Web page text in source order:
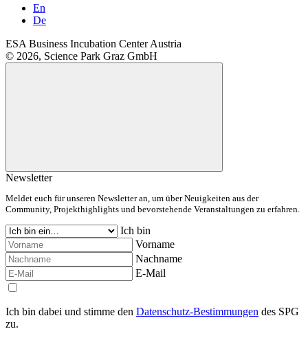
En
De
ESA Business Incubation Center Austria
© 2026, Science Park Graz GmbH
Newsletter
Meldet euch für unseren Newsletter an, um über Neuigkeiten aus der
Community, Projekthighlights und bevorstehende Veranstaltungen zu erfahren.
Ich bin
Vorname
Nachname
E-Mail
Ich bin dabei und stimme den Datenschutz-Bestimmungen des SPG
zu.